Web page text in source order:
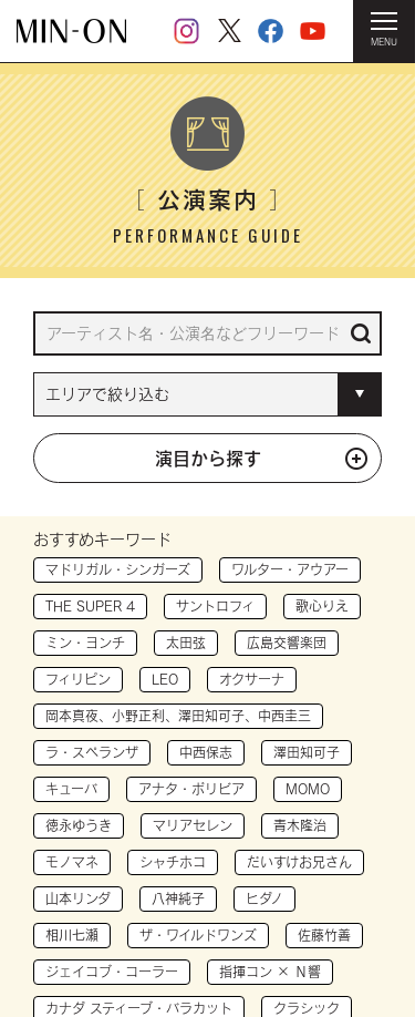
MENU
HOME ＞ 公演案内
［公演案内］
PERFORMANCE GUIDE
演目から探す
おすすめキーワード
マドリガル・シンガーズ ワルター・アウアー
THE SUPER 4 サントロフィ 歌心りえ
ミン・ヨンチ 太田弦 広島交響楽団
フィリピン LEO オクサーナ
岡本真夜、小野正利、澤田知可子、中西圭三
ラ・スペランザ 中西保志 澤田知可子
キューバ アナタ・ボリビア MOMO
徳永ゆうき マリアセレン 青木隆治
モノマネ シャチホコ だいすけお兄さん
山本リンダ 八神純子 ヒダノ
相川七瀬 ザ・ワイルドワンズ 佐藤竹善
ジェイコブ・コーラー 指揮コン × Ｎ響
カナダ スティーブ・バラカット クラシック